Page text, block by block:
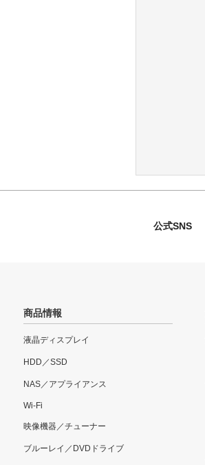
公式SNS
商品情報
液晶ディスプレイ
HDD／SSD
NAS／アプライアンス
Wi-Fi
映像機器／チューナー
ブルーレイ／DVDドライブ